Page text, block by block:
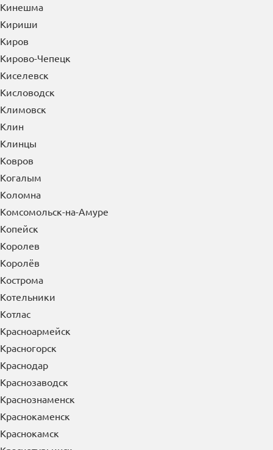
Кинешма
Кириши
Киров
Кирово-Чепецк
Киселевск
Кисловодск
Климовск
Клин
Клинцы
Ковров
Когалым
Коломна
Комсомольск-на-Амуре
Копейск
Королев
Королёв
Кострома
Котельники
Котлас
Красноармейск
Красногорск
Краснодар
Краснозаводск
Краснознаменск
Краснокаменск
Краснокамск